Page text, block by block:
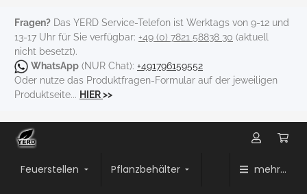
Fragen? Das YERD Service-Telefon ist Werktags von 9-12 und
13-17 Uhr für Sie verfügbar: +49 (0) 7821 58838 30 (aktuell
nicht besetzt).
WhatsApp (NUR Chat): +491796159552
Oder nutze das Produktfragen-Formular auf der jeweiligen
Produktseite... HIER>>
Feuerstellen Pflanzbehälter mehr...